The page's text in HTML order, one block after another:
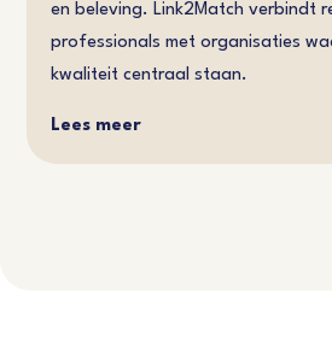
en beleving. Link2Match verbindt
professionals met organisaties
kwaliteit centraal staan.
Lees meer